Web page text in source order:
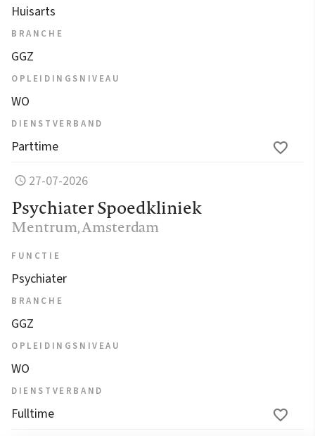
Huisarts
BRANCHE
GGZ
OPLEIDINGSNIVEAU
WO
DIENSTVERBAND
Parttime
27-07-2026
Psychiater Spoedkliniek
Mentrum, Amsterdam
FUNCTIE
Psychiater
BRANCHE
GGZ
OPLEIDINGSNIVEAU
WO
DIENSTVERBAND
Fulltime